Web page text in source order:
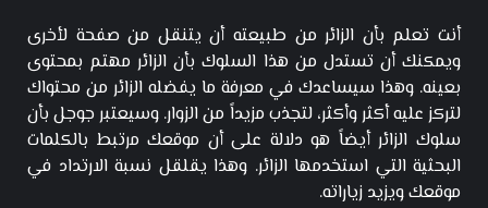
أنت تعلم بأن الزائر من طبيعته أن يتنقل من صفحة لأخرى
ويمكنك أن تستدل من هذا السلوك بأن الزائر مهتم بمحتوى
بعينه. وهذا سيساعدك في معرفة ما يفضله الزائر من محتواك
لتركز عليه أكثر وأكثر، لتجذب مزيداً من الزوار. وسيعتبر جوجل بأن
سلوك الزائر أيضاً هو دلالة على أن موقعك مرتبط بالكلمات
البحثية التي استخدمها الزائر. وهذا يقلقل نسبة الارتداد في
موقعك ويزيد زياراته.